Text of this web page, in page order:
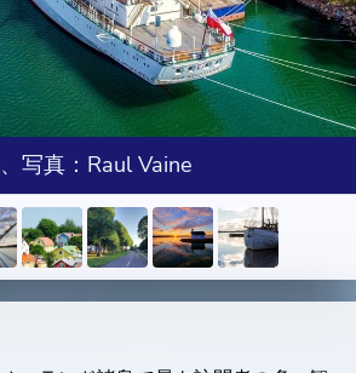
写真：Raul Vaine